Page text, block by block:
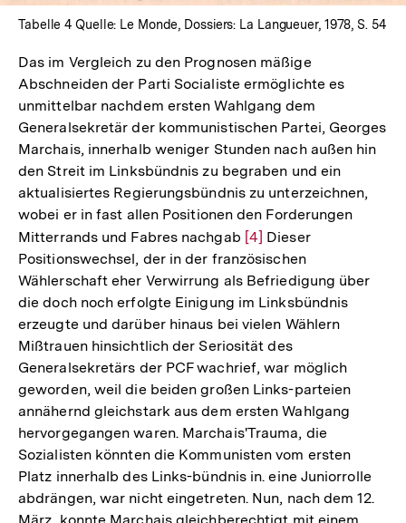
Tabelle 4 Quelle: Le Monde, Dossiers: La Langueuer, 1978, S. 54
Das im Vergleich zu den Prognosen mäßige
Abschneiden der Parti Socialiste ermöglichte es
unmittelbar nachdem ersten Wahlgang dem
Generalsekretär der kommunistischen Partei, Georges
Marchais, innerhalb weniger Stunden nach außen hin
den Streit im Linksbündnis zu begraben und ein
aktualisiertes Regierungsbündnis zu unterzeichnen,
wobei er in fast allen Positionen den Forderungen
Mitterrands und Fabres nachgab Zur
Auflösung
der
Fußnote
[4] Dieser
Positionswechsel, der in der französischen
Wählerschaft eher Verwirrung als Befriedigung über
die doch noch erfolgte Einigung im Linksbündnis
erzeugte und darüber hinaus bei vielen Wählern
Mißtrauen hinsichtlich der Seriosität des
Generalsekretärs der PCF wachrief, war möglich
geworden, weil die beiden großen Links-parteien
annähernd gleichstark aus dem ersten Wahlgang
hervorgegangen waren. Marchais'Trauma, die
Sozialisten könnten die Kommunisten vom ersten
Platz innerhalb des Links-bündnis in. eine Juniorrolle
abdrängen, war nicht eingetreten. Nun, nach dem 12.